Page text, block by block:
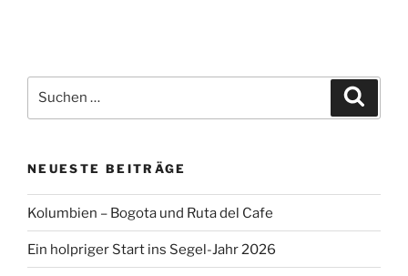
nach:
NEUESTE BEITRÄGE
Kolumbien – Bogota und Ruta del Cafe
Ein holpriger Start ins Segel-Jahr 2026